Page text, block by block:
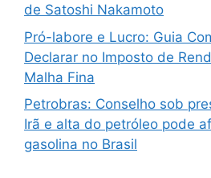
de Satoshi Nakamoto
Pró-labore e Lucro: Guia
Declarar no Imposto de
Malha Fina
Petrobras: Conselho sob
Irã e alta do petróleo pode
gasolina no Brasil